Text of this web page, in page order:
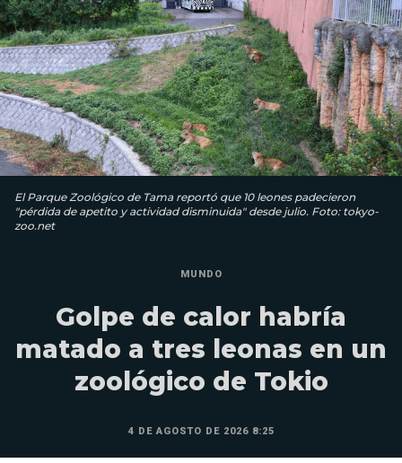
El Parque Zoológico de Tama reportó que 10 leones padecieron
"pérdida de apetito y actividad disminuida" desde julio. Foto: tokyo-
zoo.net
MUNDO
Golpe de calor habría
matado a tres leonas en un
zoológico de Tokio
4 DE AGOSTO DE 2026 8:25